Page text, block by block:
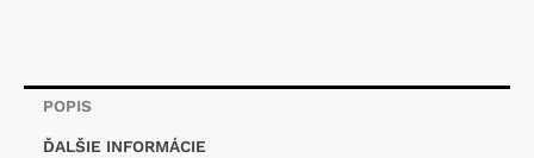
POPIS
ĎALŠIE INFORMÁCIE